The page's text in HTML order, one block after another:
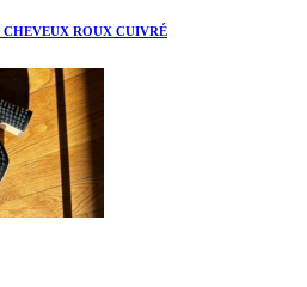
CHEVEUX ROUX CUIVRÉ